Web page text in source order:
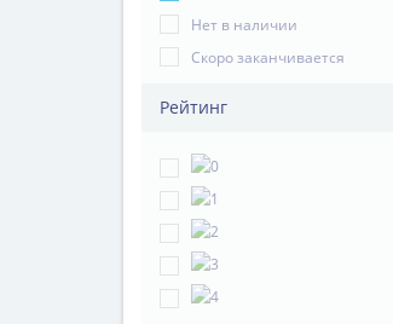
Нет в наличии
Скоро заканчивается
Рейтинг